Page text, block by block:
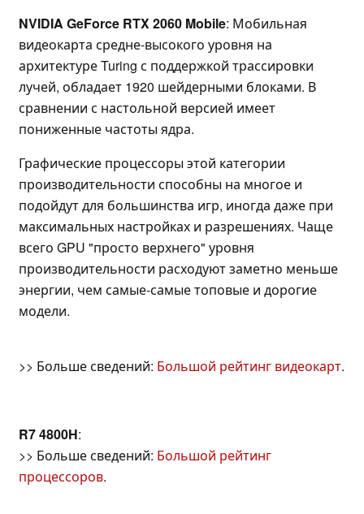
NVIDIA GeForce RTX 2060 Mobile: Мобильная
видеокарта средне-высокого уровня на
архитектуре Turing с поддержкой трассировки
лучей, обладает 1920 шейдерными блоками. В
сравнении с настольной версией имеет
пониженные частоты ядра.
Графические процессоры этой категории
производительности способны на многое и
подойдут для большинства игр, иногда даже при
максимальных настройках и разрешениях. Чаще
всего GPU "просто верхнего" уровня
производительности расходуют заметно меньше
энергии, чем самые-самые топовые и дорогие
модели.
>> Больше сведений: Большой рейтинг видеокарт.
R7 4800H:
>> Больше сведений: Большой рейтинг
процессоров.